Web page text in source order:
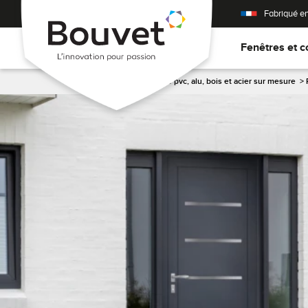
Fabriqué
Fenêtres et
Porte d'entrée pvc, alu, bois et acier sur mesure >